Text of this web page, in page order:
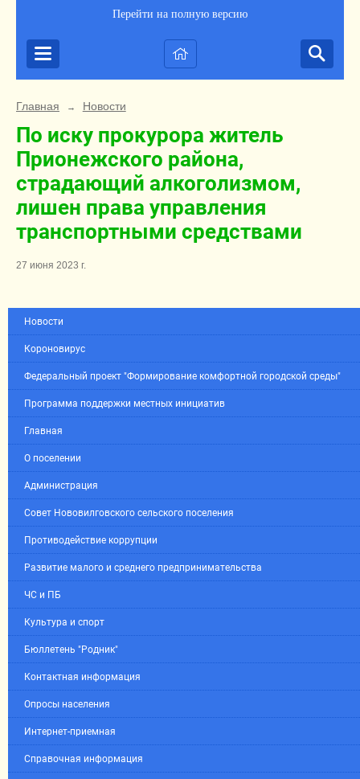
Перейти на полную версию
Главная → Новости
По иску прокурора житель
Прионежского района,
страдающий алкоголизмом,
лишен права управления
транспортными средствами
27 июня 2023 г.
Новости
Короновирус
Федеральный проект "Формирование комфортной городской среды"
Программа поддержки местных инициатив
Главная
О поселении
Администрация
Совет Нововилговского сельского поселения
Противодействие коррупции
Развитие малого и среднего предпринимательства
ЧС и ПБ
Культура и спорт
Бюллетень "Родник"
Контактная информация
Опросы населения
Интернет-приемная
Справочная информация